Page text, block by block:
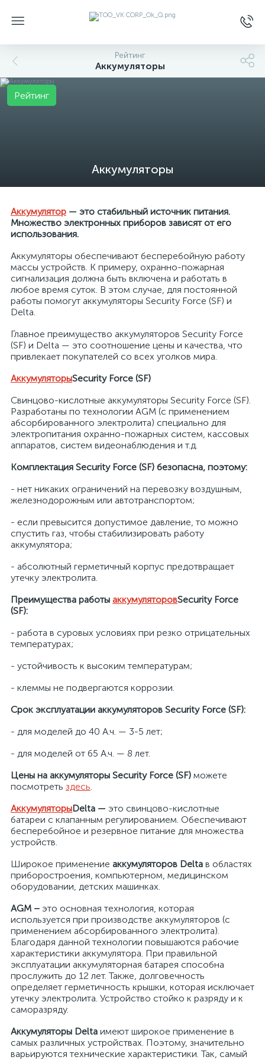
Рейтинг
Аккумуляторы
Аккумуляторы
Рейтинг
Аккумулятор — это стабильный источник питания.
Множество электронных приборов зависят от его
использования.
Аккумуляторы обеспечивают бесперебойную работу
массы устройств. К примеру, охранно-пожарная
сигнализация должна быть включена и работать в
любое время суток. В этом случае, для постоянной
работы помогут аккумуляторы Security Force (SF) и
Delta.
Главное преимущество аккумуляторов Security Force
(SF) и Delta — это соотношение цены и качества, что
привлекает покупателей со всех уголков мира.
АккумуляторыSecurity Force (SF)
Свинцово-кислотные аккумуляторы Security Force (SF).
Разработаны по технологии AGM (с применением
абсорбированного электролита) специально для
электропитания охранно-пожарных систем, кассовых
аппаратов, систем видеонаблюдения и т.д.
Комплектация Security Force (SF) безопасна, поэтому:
- нет никаких ограничений на перевозку воздушным,
железнодорожным или автотранспортом;
- если превысится допустимое давление, то можно
спустить газ, чтобы стабилизировать работу
аккумулятора;
- абсолютный герметичный корпус предотвращает
утечку электролита.
Преимущества работы аккумуляторовSecurity Force
(SF):
- работа в суровых условиях при резко отрицательных
температурах;
- устойчивость к высоким температурам;
- клеммы не подвергаются коррозии.
Срок эксплуатации аккумуляторов Security Force (SF):
- для моделей до 40 А.ч. — 3-5 лет;
- для моделей от 65 А.ч. — 8 лет.
Цены на аккумуляторы Security Force (SF) можете
посмотреть здесь.
АккумуляторыDelta — это свинцово-кислотные
батареи с клапанным регулированием. Обеспечивают
бесперебойное и резервное питание для множества
устройств.
Широкое применение аккумуляторов Delta в областях
приборостроения, компьютерном, медицинском
оборудовании, детских машинках.
AGM – это основная технология, которая
используется при производстве аккумуляторов (с
применением абсорбированного электролита).
Благодаря данной технологии повышаются рабочие
характеристики аккумулятора. При правильной
эксплуатации аккумуляторная батарея способна
прослужить до 12 лет. Также, долговечность
определяет герметичность крышки, которая исключает
утечку электролита. Устройство стойко к разряду и к
саморазряду.
Аккумуляторы Delta имеют широкое применение в
самых различных устройствах. Поэтому, значительно
варьируются технические характеристики. Так, самый